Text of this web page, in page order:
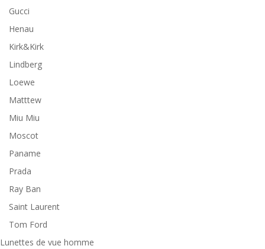
Gucci
Henau
Kirk&Kirk
Lindberg
Loewe
Matttew
Miu Miu
Moscot
Paname
Prada
Ray Ban
Saint Laurent
Tom Ford
Lunettes de vue homme